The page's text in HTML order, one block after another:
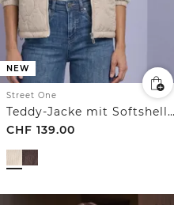
NEW
Street One
Teddy-Jacke mit Softshelldetails
CHF 139.00